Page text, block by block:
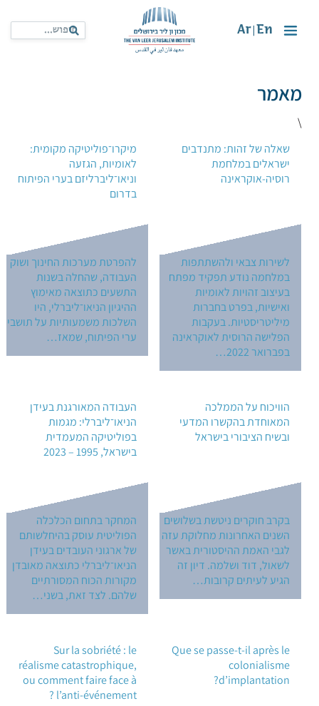
En
Ar
מאמר
\
שאלה של זהות: מתנדבים
ישראלים במלחמת
רוסיה-אוקראינה
לשירות צבאי ולהשתתפות
במלחמה נודע תפקיד מפתח
בעיצוב זהויות לאומיות
ואישיות, בפרט בחברות
מיליטריסטיות. בעקבות
הפלישה הרוסית לאוקראינה
בפברואר 2022…
מיקרו־פוליטיקה מקומית:
לאומיות, הגזעה
וניאו־ליברליזם בערי הפיתוח
בדרום
להפרטת מערכות החינוך ושוק
העבודה, שהחלה בשנות
התשעים כתוצאה מאימוץ
ההיגיון הניאו־ליברלי, היו
השלכות משמעותיות על תושבי
ערי הפיתוח, שמאז…
הוויכוח על הממלכה
המאוחדת בהקשרו המדעי
ובשיח הציבורי בישראל
בקרב חוקרים ניטשת בשלושים
השנים האחרונות מחלוקת עזה
לגבי האמת ההיסטורית באשר
לשאול, דוד ושלמה. דיון זה
הגיע לעיתים קרובות…
העבודה המאורגנת בעידן
הניאו־ליברלי: מגמות
בפוליטיקה המעמדית
בישראל, 1995 – 2023
המחקר בתחום הכלכלה
הפוליטית עוסק בהיחלשותם
של ארגוני העובדים בעידן
הניאו־ליברלי כתוצאה מאובדן
מקורות הכוח המסורתיים
שלהם. לצד זאת, בשני…
Que se passe-t-il après le
colonialisme
d’implantation?
Sur la sobriété : le
réalisme catastrophique,
ou comment faire face à
l’anti-événement ?